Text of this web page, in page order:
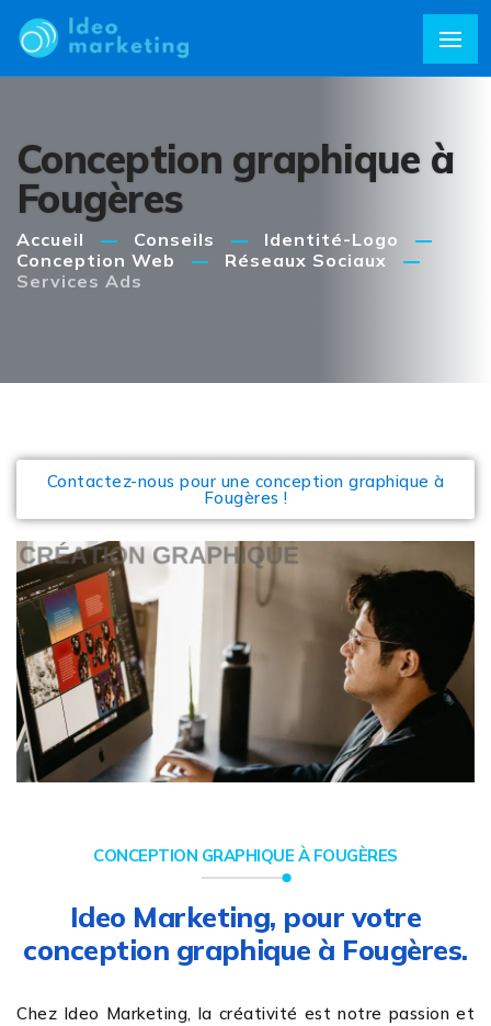
Conception graphique à
Fougères
Accueil Conseils
Identité-Logo
Conception Web
Réseaux Sociaux
Services Ads
Contactez-nous pour une conception graphique à
Fougères !
CONCEPTION GRAPHIQUE À FOUGÈRES
Ideo Marketing, pour votre
conception graphique à Fougères.
Chez Ideo Marketing, la créativité est notre passion et